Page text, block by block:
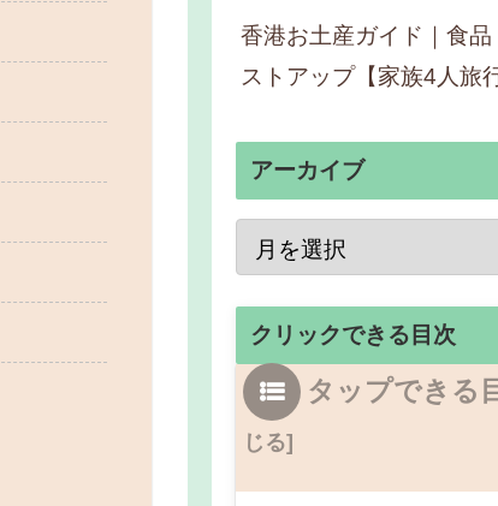
香港お土産ガイド｜食品
ストアップ【家族4人旅
アーカイブ
クリックできる目次
タップできる